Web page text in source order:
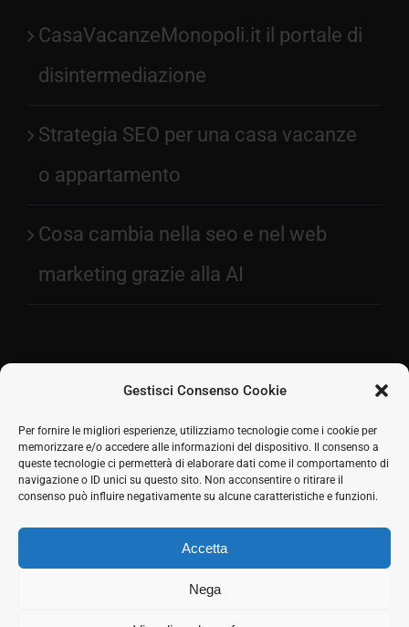
Gestisci Consenso Cookie
Per fornire le migliori esperienze, utilizziamo tecnologie come i cookie per
memorizzare e/o accedere alle informazioni del dispositivo. Il consenso a
queste tecnologie ci permetterà di elaborare dati come il comportamento di
navigazione o ID unici su questo sito. Non acconsentire o ritirare il
consenso può influire negativamente su alcune caratteristiche e funzioni.
Accetta
Nega
CasaVacanzeMonopoli.it il portale di
disintermediazione
Strategia SEO per una casa vacanze
o appartamento
Cosa cambia nella seo e nel web
marketing grazie alla AI
2026 © SH Web s.r.l. Via Tre Settembre, 11 47891
Dogana (RSM) | Tel:0549 941579Cell. 339 125 8380 |
COE SM21512
Seguici sui social
Facebook
Twitter
LinkedIn